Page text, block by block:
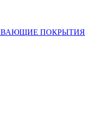
ПОКРЫТИЯ